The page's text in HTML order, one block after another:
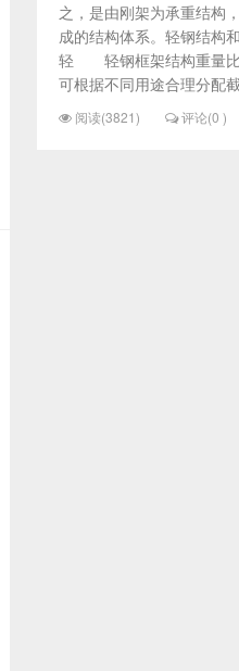
之，是由刚架为承重结构
成的结构体系。轻钢结
轻 轻钢框架结构重量比
可根据不同用途合理分配
阅读(3821) 评论(0 )